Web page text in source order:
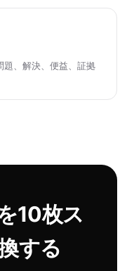
題、解決、便益、証拠
10枚ス
する